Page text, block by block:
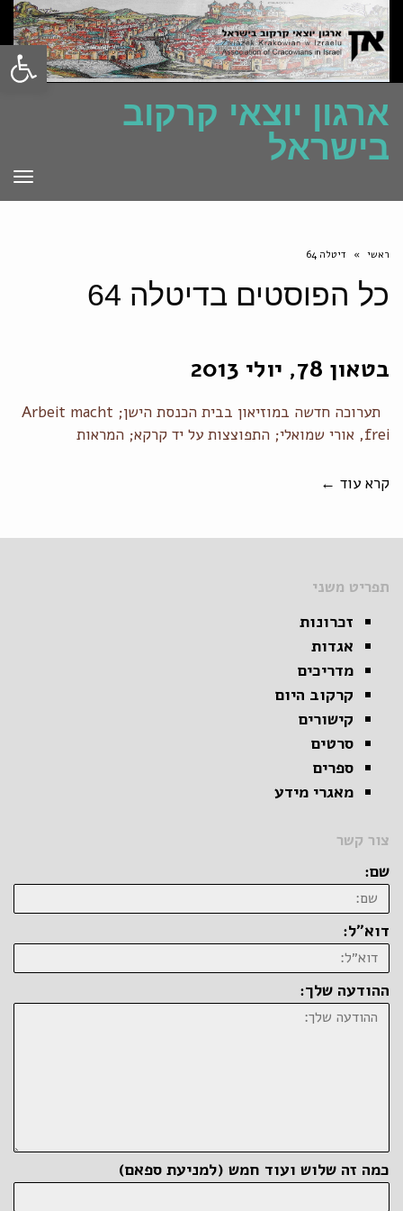
פתח
ארגון יוצאי קרקוב
בישראל
ראשי » דיטלה 64
כל הפוסטים בדיטלה 64
בטאון 78, יולי 2013
תערוכה חדשה במוזיאון בבית הכנסת הישן; Arbeit macht
frei, אורי שמואלי; התפוצצות על יד קרקא; המראות
קרא עוד ←
תפריט משני
זכרונות
אגדות
מדריכים
קרקוב היום
קישורים
סרטים
ספרים
מאגרי מידע
צור קשר
שם:
דוא״ל:
ההודעה שלך:
כמה זה שלוש ועוד חמש (למניעת ספאם)